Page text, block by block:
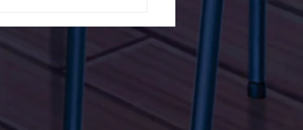
Τώρα. Με σύνθημα
όλα τα σχολεία
τους ενάντια στο